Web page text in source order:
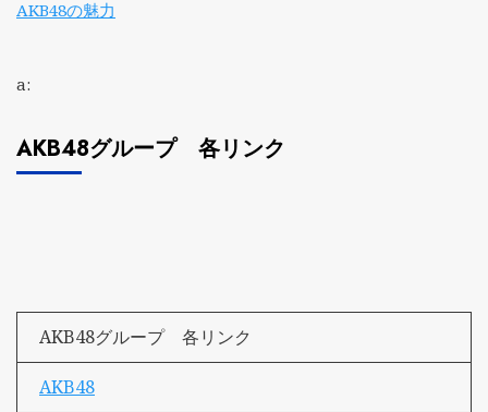
AKB48の魅力
a:
AKB48グループ 各リンク
AKB48グループ 各リンク
AKB48